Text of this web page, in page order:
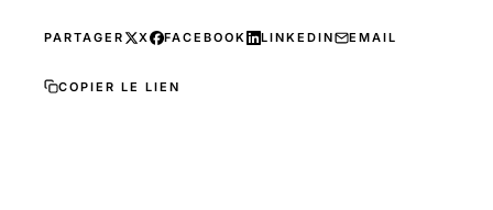
PARTAGER X FACEBOOK LINKEDIN EMAIL
COPIER LE LIEN